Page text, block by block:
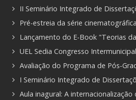
II Seminário Integrado de
Pré-estreia da série
Lançamento do E-Book "Teorias
UEL Sedia Congresso
Avaliação do Programa de Pós-
I Seminário Integrado de
Aula inagural: A internacionalização